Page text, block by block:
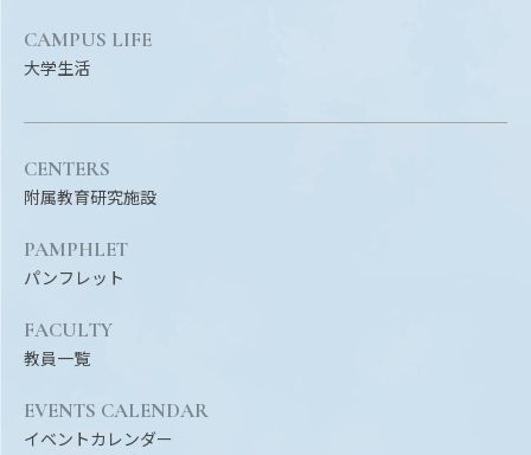
CAMPUS LIFE
大学生活
CENTERS
附属教育研究施設
PAMPHLET
パンフレット
FACULTY
教員一覧
EVENTS CALENDAR
イベントカレンダー